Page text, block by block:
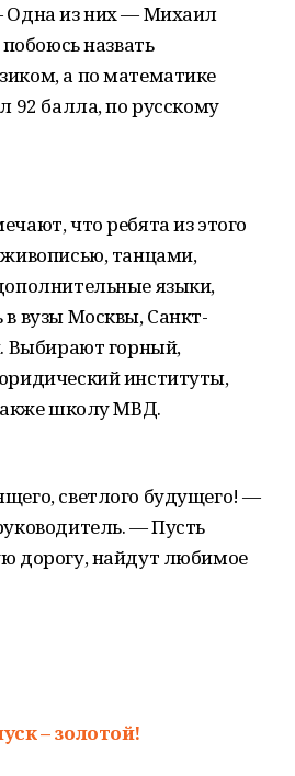
из них — Михаил
назвать
а по математике
92 балла, по русскому
что ребята из этого
танцами,
языки,
вузы Москвы, Санкт-
Выбирают горный,
институты,
школу МВД.
светлого будущего! —
— Пусть
дорогу, найдут любимое
– золотой!